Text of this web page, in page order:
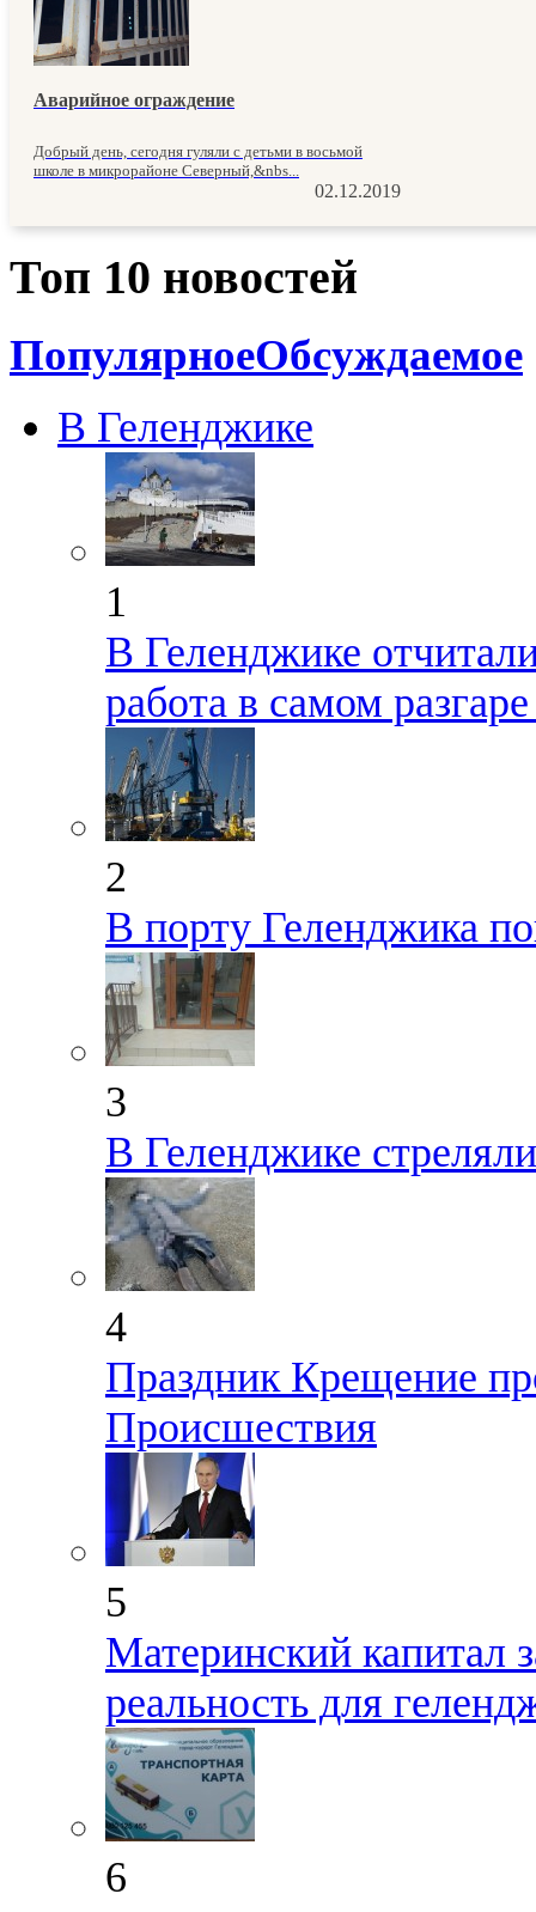
Аварийное ограждение
Добрый день, сегодня гуляли с детьми в восьмой
школе в микрорайоне Северный,&nbs...
02.12.2019
Топ 10 новостей
ПопулярноеОбсуждаемое
В Геленджике
1
В Геленджике
работа в самом
2
В порту Геленджика
3
В Геленджике
4
Праздник Крещение
Происшествия
5
Материнский капитал
реальность для
6